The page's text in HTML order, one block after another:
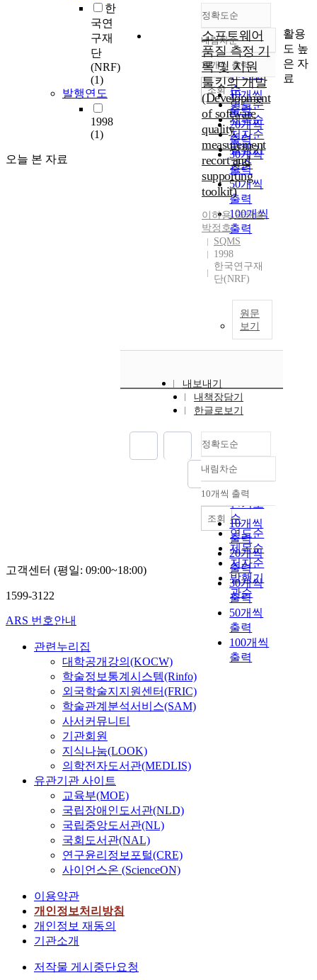
한
국연
구재
단
(NRF)
(1)
발행연도
1998
(1)
오늘 본 자료
정확도순
정확도
순
인기도
순
연도순
제목순
저자순
발행기
관순
내림차순
내림차순
10개씩 출력
10개씩
출력
20개씩
출력
30개씩
출력
50개씩
출력
100개씩
출력
조회
소프트웨어
품질 측정 기
록 및 지원
툴킷의 개발
(Development
of software
quality
measurement
recort and
supporting
toolkit)
이하용,양해술,
박정호
SQMS
1998
한국연구재
단(NRF)
원문
보기
내보내기
내책장담기
한글로보기
정확도순
정확도
순
인기도
순
연도순
제목순
저자순
발행기
관순
내림차순
내림차순
10개씩 출력
10개씩
출력
20개씩
출력
30개씩
출력
50개씩
출력
100개씩
출력
조회
활용
도 높
은 자
료
고객센터 (평일: 09:00~18:00)
1599-3122
ARS 번호안내
관련누리집
대학공개강의(KOCW)
학술정보통계시스템(Rinfo)
외국학술지지원센터(FRIC)
학술관계분석서비스(SAM)
사서커뮤니티
기관회원
지식나눔(LOOK)
의학전자도서관(MEDLIS)
유관기관 사이트
교육부(MOE)
국립장애인도서관(NLD)
국립중앙도서관(NL)
국회도서관(NAL)
연구윤리정보포털(CRE)
사이언스온 (ScienceON)
이용약관
개인정보처리방침
개인정보 재동의
기관소개
저작물 게시중단요청